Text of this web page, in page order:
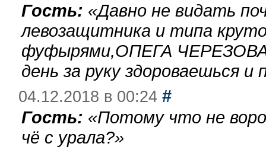
Гость: «Давно не видать
левозащитника и типа
фуфырями,ОПЕГА
день за руку здороваешься
04.12.2018 в 00:24 #
Гость: «Потому что не
чё с урала?»